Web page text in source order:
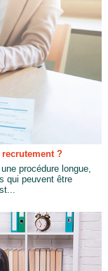
?
procédure longue,
qui peuvent être